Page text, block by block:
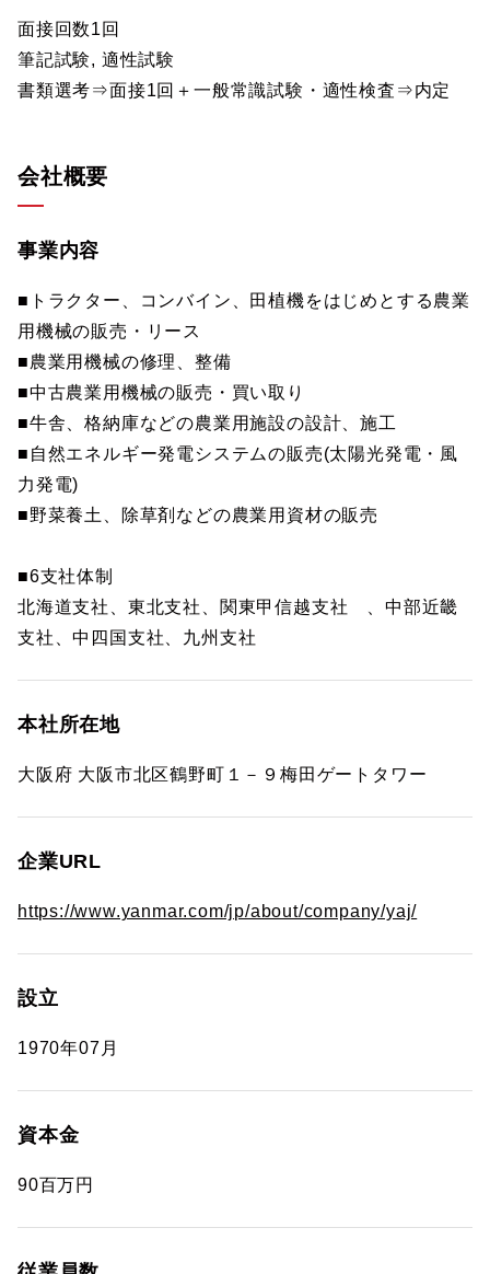
面接回数1回
筆記試験, 適性試験
書類選考⇒面接1回＋一般常識試験・適性検査⇒内定
会社概要
事業内容
■トラクター、コンバイン、田植機をはじめとする農業
用機械の販売・リース
■農業用機械の修理、整備
■中古農業用機械の販売・買い取り
■牛舎、格納庫などの農業用施設の設計、施工
■自然エネルギー発電システムの販売(太陽光発電・風
力発電)
■野菜養土、除草剤などの農業用資材の販売
■6支社体制
北海道支社、東北支社、関東甲信越支社 、中部近畿
支社、中四国支社、九州支社
本社所在地
大阪府 大阪市北区鶴野町１－９梅田ゲートタワー
企業URL
https://www.yanmar.com/jp/about/company/yaj/
設立
1970年07月
資本金
90百万円